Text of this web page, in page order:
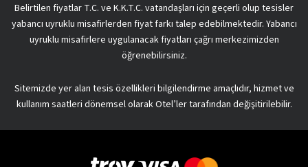
Belirtilen fiyatlar T.C. ve K.K.T.C. vatandaşları için geçerli olup tesisler
yabancı uyruklu misafirlerden fiyat farkı talep edebilmektedir. Yabancı
uyruklu misafirlere uygulanacak fiyatları çağrı merkezimizden
öğrenebilirsiniz.
Sitemizde yer alan tesis özellikleri bilgilendirme amaçlıdır, hizmet ve
kullanım saatleri dönemsel olarak Otel’ler tarafından değişitirilebilir.